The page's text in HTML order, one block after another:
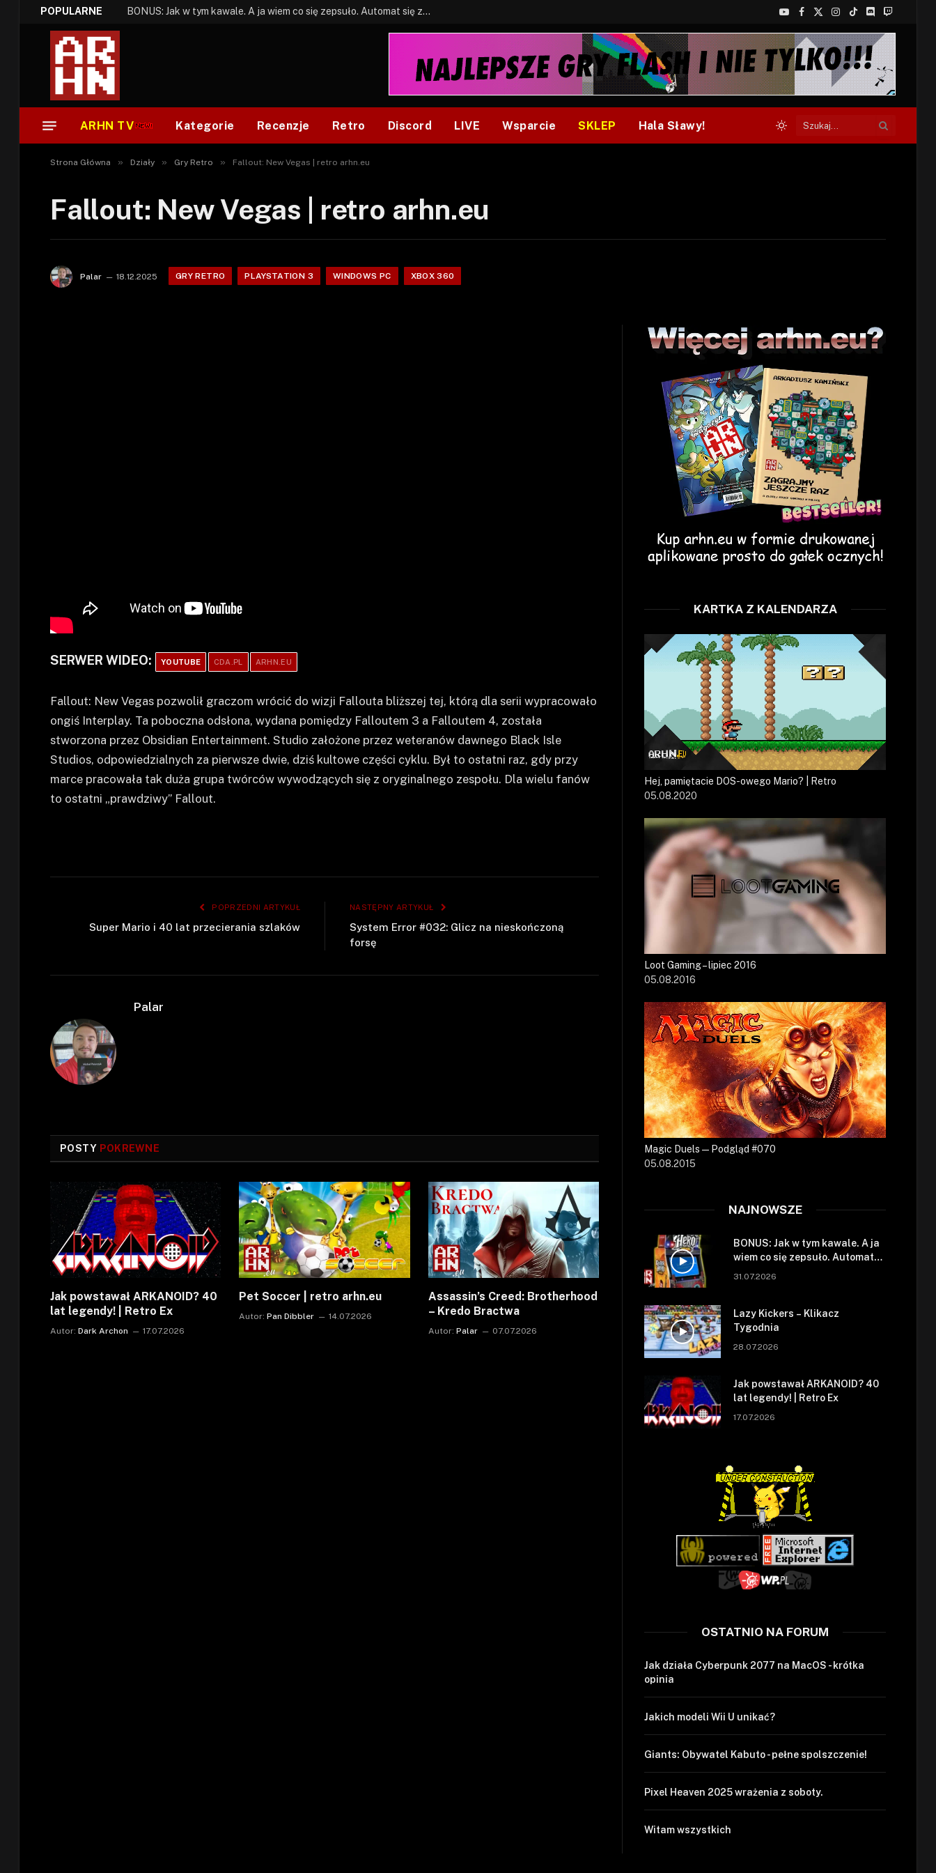
POPULARNE BONUS: Jak w tym kawale. A ja wiem co się zepsuło. Automat się zepsuł.
YouTube
Facebook
X
(Twitter)
Instagram
TikTokDiscordTwitch
ARHN TV Kategorie Recenzje Retro Discord LIVE Wsparcie SKLEP Hala Sławy!
Strona Główna » Działy » Gry Retro » Fallout: New Vegas | retro arhn.eu
Fallout: New Vegas | retro arhn.eu
Palar 18.12.2025 GRY RETRO PLAYSTATION 3 WINDOWS PC XBOX 360
SERWER WIDEO: YOUTUBE CDA.PL ARHN.EU
Fallout: New Vegas pozwolił graczom wrócić do wizji Fallouta bliższej tej, którą dla serii wypracowało
ongiś Interplay. Ta poboczna odsłona, wydana pomiędzy Falloutem 3 a Falloutem 4, została
stworzona przez Obsidian Entertainment. Studio założone przez weteranów dawnego Black Isle
Studios, odpowiedzialnych za pierwsze dwie, dziś kultowe części cyklu. Był to ostatni raz, gdy przy
marce pracowała tak duża grupa twórców wywodzących się z oryginalnego zespołu. Dla wielu fanów
to ostatni „prawdziwy” Fallout.
POPRZEDNI ARTYKUŁ
Super Mario i 40 lat przecierania szlaków
NASTĘPNY ARTYKUŁ
System Error #032: Glicz na nieskończoną
forsę
Palar
POSTY POKREWNE
Jak powstawał ARKANOID? 40
lat legendy! | Retro Ex
Autor: Dark Archon 17.07.2026
Pet Soccer | retro arhn.eu
Autor: Pan Dibbler 14.07.2026
Assassin’s Creed: Brotherhood
– Kredo Bractwa
Autor: Palar 07.07.2026
KARTKA Z KALENDARZA
Hej, pamiętacie DOS-owego Mario? | Retro
05.08.2020
Loot Gaming – lipiec 2016
05.08.2016
Magic Duels — Podgląd #070
05.08.2015
NAJNOWSZE
BONUS: Jak w tym kawale. A ja
wiem co się zepsuło. Automat
się zepsuł.
31.07.2026
Lazy Kickers – Klikacz
Tygodnia
28.07.2026
Jak powstawał ARKANOID? 40
lat legendy! | Retro Ex
17.07.2026
OSTATNIO NA FORUM
Jak działa Cyberpunk 2077 na MacOS - krótka
opinia
Jakich modeli Wii U unikać?
Giants: Obywatel Kabuto - pełne spolszczenie!
Pixel Heaven 2025 wrażenia z soboty.
Witam wszystkich